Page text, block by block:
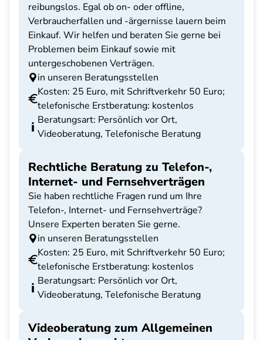
reibungslos. Egal ob on- oder offline,
Verbraucherfallen und -ärgernisse lauern beim
Einkauf. Wir helfen und beraten Sie gerne bei
Problemen beim Einkauf sowie mit
untergeschobenen Verträgen.
in unseren Beratungsstellen
Kosten: 25 Euro, mit Schriftverkehr 50 Euro;
telefonische Erstberatung: kostenlos
Beratungsart: Persönlich vor Ort,
Videoberatung, Telefonische Beratung
Rechtliche Beratung zu Telefon-,
Internet- und Fernsehverträgen
Sie haben rechtliche Fragen rund um Ihre
Telefon-, Internet- und Fernsehverträge?
Unsere Experten beraten Sie gerne.
in unseren Beratungsstellen
Kosten: 25 Euro, mit Schriftverkehr 50 Euro;
telefonische Erstberatung: kostenlos
Beratungsart: Persönlich vor Ort,
Videoberatung, Telefonische Beratung
Videoberatung zum Allgemeinen